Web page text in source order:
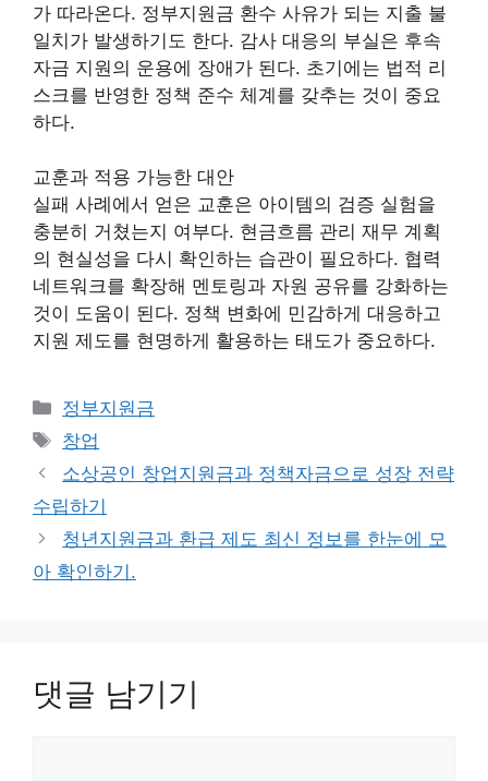
가 따라온다. 정부지원금 환수 사유가 되는 지출 불
일치가 발생하기도 한다. 감사 대응의 부실은 후속
자금 지원의 운용에 장애가 된다. 초기에는 법적 리
스크를 반영한 정책 준수 체계를 갖추는 것이 중요
하다.
교훈과 적용 가능한 대안
실패 사례에서 얻은 교훈은 아이템의 검증 실험을
충분히 거쳤는지 여부다. 현금흐름 관리 재무 계획
의 현실성을 다시 확인하는 습관이 필요하다. 협력
네트워크를 확장해 멘토링과 자원 공유를 강화하는
것이 도움이 된다. 정책 변화에 민감하게 대응하고
지원 제도를 현명하게 활용하는 태도가 중요하다.
카
테
리
정부지원금
태
그
창업
소상공인 창업지원금과 정책자금으로 성장 전략
수립하기
청년지원금과 환급 제도 최신 정보를 한눈에 모
아 확인하기.
댓글 남기기